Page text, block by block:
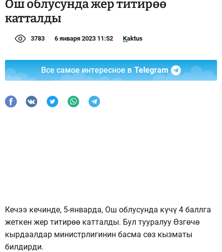
Ош облусунда жер титирөө
катталды
3783 6 января 2023 11:52 Kaktus
Все самое интересное в Telegram
Кечээ кечинде, 5-январда, Ош облусунда күчү 4 баллга
жеткен жер титирөө катталды. Бул тууралуу Өзгөчө
кырдаалдар министрлигинин басма сөз кызматы
билдирди.